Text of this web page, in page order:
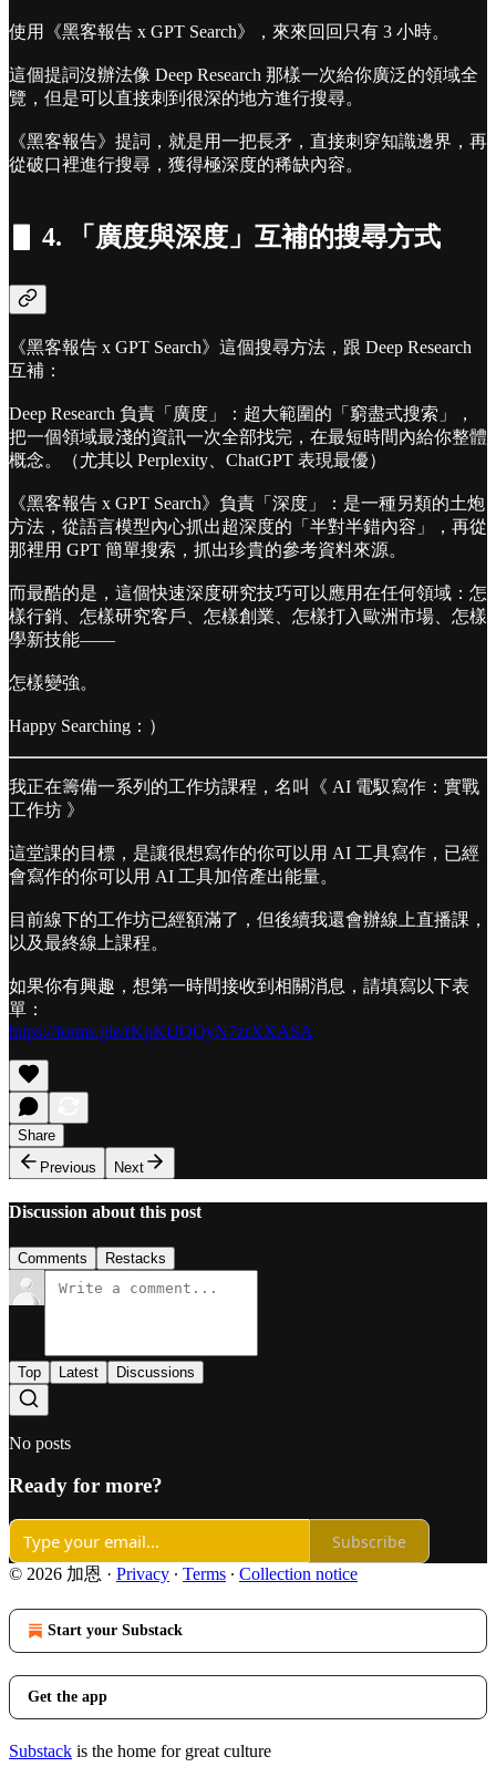
使用《黑客報告 x GPT Search》，來來回回只有 3 小時。
這個提詞沒辦法像 Deep Research 那樣一次給你廣泛的領域全
覽，但是可以直接刺到很深的地方進行搜尋。
《黑客報告》提詞，就是用一把長矛，直接刺穿知識邊界，再
從破口裡進行搜尋，獲得極深度的稀缺內容。
▋ 4. 「廣度與深度」互補的搜尋方式
《黑客報告 x GPT Search》這個搜尋方法，跟 Deep Research
互補：
Deep Research 負責「廣度」：超大範圍的「窮盡式搜索」，
把一個領域最淺的資訊一次全部找完，在最短時間內給你整體
概念。（尤其以 Perplexity、ChatGPT 表現最優）
《黑客報告 x GPT Search》負責「深度」：是一種另類的土炮
方法，從語言模型內心抓出超深度的「半對半錯內容」，再從
那裡用 GPT 簡單搜索，抓出珍貴的參考資料來源。
而最酷的是，這個快速深度研究技巧可以應用在任何領域：怎
樣行銷、怎樣研究客戶、怎樣創業、怎樣打入歐洲市場、怎樣
學新技能——
怎樣變強。
Happy Searching：）
我正在籌備一系列的工作坊課程，名叫《 AI 電馭寫作：實戰
工作坊 》
這堂課的目標，是讓很想寫作的你可以用 AI 工具寫作，已經
會寫作的你可以用 AI 工具加倍產出能量。
目前線下的工作坊已經額滿了，但後續我還會辦線上直播課，
以及最終線上課程。
如果你有興趣，想第一時間接收到相關消息，請填寫以下表
單：
https://forms.gle/rKpKUQQyN7zrXXASA
Share
Previous
Next
Discussion about this post
Comments Restacks
Top Latest Discussions
No posts
Ready for more?
Subscribe
© 2026 加恩 · Privacy ∙ Terms ∙ Collection notice
Start your Substack
Get the app
Substack is the home for great culture